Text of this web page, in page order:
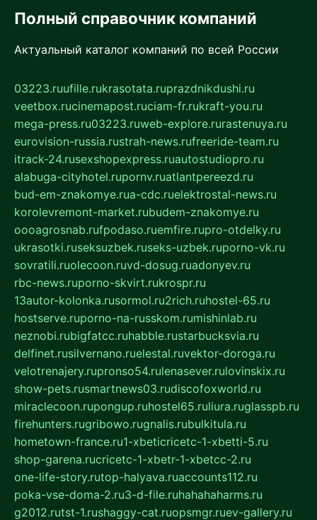
Полный справочник компаний
Актуальный каталог компаний по всей России
03223.ruufille.rukrasotata.ruprazdnikdushi.ru
veetbox.rucinemapost.ruciam-fr.rukraft-you.ru
mega-press.ru03223.ruweb-explore.rurastenuya.ru
eurovision-russia.rustrah-news.rufreeride-team.ru
itrack-24.rusexshopexpress.ruautostudiopro.ru
alabuga-cityhotel.rupornv.ruatlantpereezd.ru
bud-em-znakomye.rua-cdc.ruelektrostal-news.ru
korolevremont-market.rubudem-znakomye.ru
oooagrosnab.rufpodaso.ruemfire.rupro-otdelky.ru
ukrasotki.ruseksuzbek.ruseks-uzbek.ruporno-vk.ru
sovratili.ruolecoon.ruvd-dosug.ruadonyev.ru
rbc-news.ruporno-skvirt.rukrospr.ru
13autor-kolonka.rusormol.ru2rich.ruhostel-65.ru
hostserve.ruporno-na-russkom.rumishinlab.ru
neznobi.rubigfatcc.ruhabble.rustarbucksvia.ru
delfinet.rusilvernano.ruelestal.ruvektor-doroga.ru
velotrenajery.rupronso54.rulenasever.rulovinskix.ru
show-pets.rusmartnews03.rudiscofoxworld.ru
miraclecoon.rupongup.ruhostel65.ruliura.ruglasspb.ru
firehunters.rugribowo.rugnalis.rubulkitula.ru
hometown-france.ru1-xbeticricetc-1-xbetti-5.ru
shop-garena.rucricetc-1-xbetr-1-xbetcc-2.ru
one-life-story.rutop-halyava.ruaccounts112.ru
poka-vse-doma-2.ru3-d-file.ruhahahaharms.ru
g2012.rutst-1.rushaggy-cat.ruopsmgr.ruev-gallery.ru